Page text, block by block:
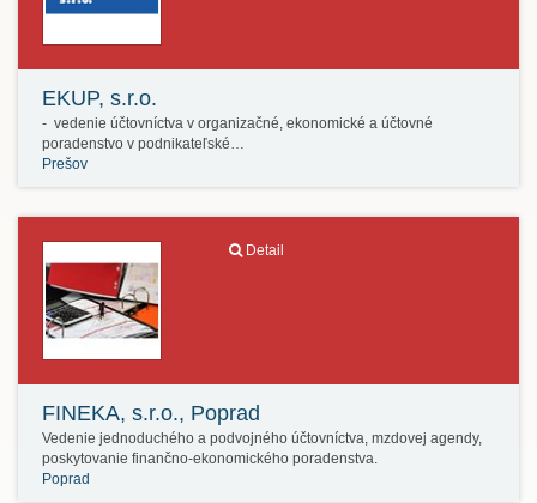
EKUP, s.r.o.
- vedenie účtovníctva v organizačné, ekonomické a účtovné
poradenstvo v podnikateľské…
Prešov
Detail
FINEKA, s.r.o., Poprad
Vedenie jednoduchého a podvojného účtovníctva, mzdovej agendy,
poskytovanie finančno-ekonomického poradenstva.
Poprad